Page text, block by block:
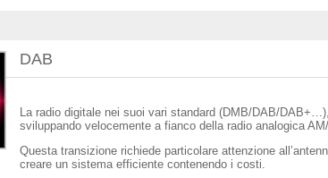
DAB
La radio digitale nei suoi vari standard (DMB/DAB/
sviluppando velocemente a fianco della radio analogica AM/
Questa transizione richiede particolare attenzione
creare un sistema efficiente contenendo i costi.